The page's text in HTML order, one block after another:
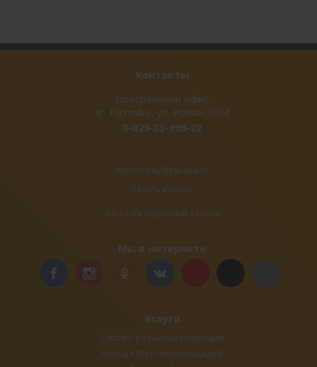
Контакты
Центральный офис
аг. Ратомка, ул. Новая, 20/4
8-029-33-999-22
intecostroy@yandex.ru
Задать вопрос
Заказать обратный звонок
Мы в интернете
Услуги
Оптово-розничная торговля
Аренда торговых площадей